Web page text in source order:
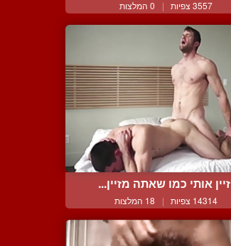
3557 צפיות | 0 המלצות
זיין אותי כמו שאתה מזיין...
14314 צפיות | 18 המלצות